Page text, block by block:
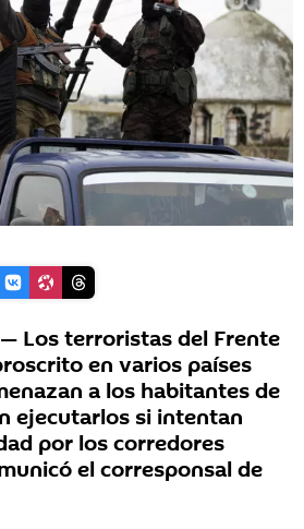
Los terroristas del Frente
en varios países
a los habitantes de
ejecutarlos si intentan
por los corredores
el corresponsal de